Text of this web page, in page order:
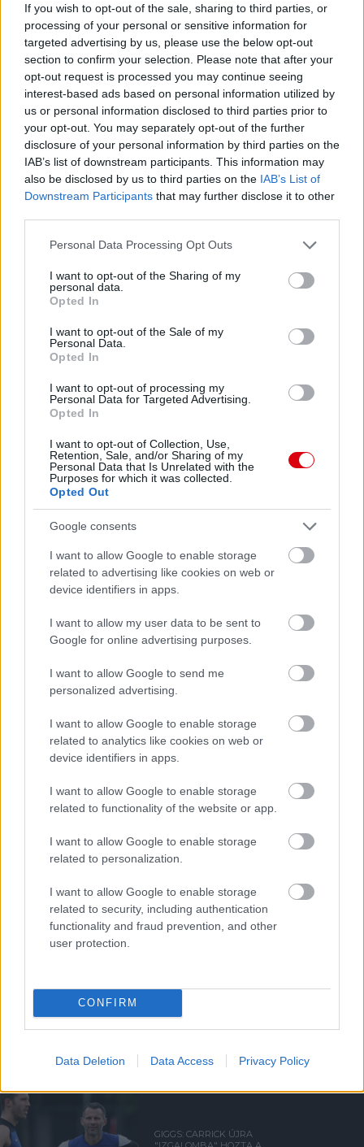
If you wish to opt-out of the sale, sharing to third parties, or
processing of your personal or sensitive information for
targeted advertising by us, please use the below opt-out
section to confirm your selection. Please note that after your
opt-out request is processed you may continue seeing
interest-based ads based on personal information utilized by
us or personal information disclosed to third parties prior to
your opt-out. You may separately opt-out of the further
disclosure of your personal information by third parties on the
IAB’s list of downstream participants. This information may
also be disclosed by us to third parties on the IAB’s List of
Downstream Participants that may further disclose it to other
Please note that this website/app uses one or more Google
not limited to your visit or usage behaviour. You may click to
grant or deny consent to Google and its third-party tags to
use your data for below specified purposes in below Google
consent section.
Personal Data Processing Opt Outs
I want to opt-out of the Sharing of my
personal data.
Opted In
I want to opt-out of the Sale of my
Personal Data.
Opted In
I want to opt-out of processing my
Personal Data for Targeted Advertising.
Opted In
I want to opt-out of Collection, Use,
Retention, Sale, and/or Sharing of my
Personal Data that Is Unrelated with the
Purposes for which it was collected.
Opted Out
Google consents
I want to allow Google to enable storage
related to advertising like cookies on web or
device identifiers in apps.
I want to allow my user data to be sent to
Google for online advertising purposes.
I want to allow Google to send me
personalized advertising.
I want to allow Google to enable storage
related to analytics like cookies on web or
device identifiers in apps.
I want to allow Google to enable storage
related to functionality of the website or app.
I want to allow Google to enable storage
related to personalization.
I want to allow Google to enable storage
related to security, including authentication
functionality and fraud prevention, and other
user protection.
CONFIRM
Data Deletion Data Access Privacy Policy
Meccs Center
Paris Saint-Germain
Manchester United
Felkészülési szezon 4. mérkőzés
Nya Ullevi, Göteborg
2026-08-08 17:00
0 nap 12 óra 52 perc 11 másodperc
vs Manchester United 2026-08-15 18:00
Támogatás
Támogasd adományoddal
a ManUtdFanatics.hu működését!
Kapcsolódó hírek
EGYKORI JÁTÉKOSOK
GIGGS: CARRICK ÚJRA